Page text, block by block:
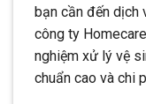
bạn cần đến dịch
công ty
nghiệm xử lý vệ
chuẩn cao và chi